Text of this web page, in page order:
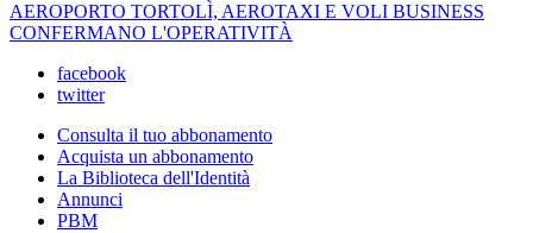
AEROPORTO TORTOLÌ, AEROTAXI E VOLI BUSINESS
CONFERMANO L'OPERATIVITÀ
facebook
twitter
Consulta il tuo abbonamento
Acquista un abbonamento
La Biblioteca dell'Identità
Annunci
PBM